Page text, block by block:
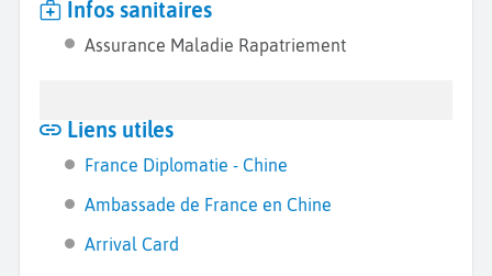
Infos sanitaires
Assurance Maladie Rapatriement
Liens utiles
France Diplomatie - Chine
Ambassade de France en Chine
Arrival Card